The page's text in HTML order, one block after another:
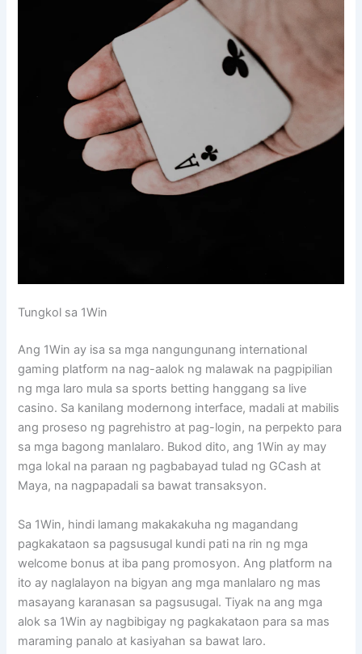
Tungkol sa 1Win
Ang 1Win ay isa sa mga nangungunang international
gaming platform na nag-aalok ng malawak na pagpipilian
ng mga laro mula sa sports betting hanggang sa live
casino. Sa kanilang modernong interface, madali at mabilis
ang proseso ng pagrehistro at pag-login, na perpekto para
sa mga bagong manlalaro. Bukod dito, ang 1Win ay may
mga lokal na paraan ng pagbabayad tulad ng GCash at
Maya, na nagpapadali sa bawat transaksyon.
Sa 1Win, hindi lamang makakakuha ng magandang
pagkakataon sa pagsusugal kundi pati na rin ng mga
welcome bonus at iba pang promosyon. Ang platform na
ito ay naglalayon na bigyan ang mga manlalaro ng mas
masayang karanasan sa pagsusugal. Tiyak na ang mga
alok sa 1Win ay nagbibigay ng pagkakataon para sa mas
maraming panalo at kasiyahan sa bawat laro.